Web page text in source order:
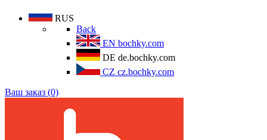
RUS
Back
EN bochky.com
DE de.bochky.com
CZ cz.bochky.com
Ваш заказ (0)